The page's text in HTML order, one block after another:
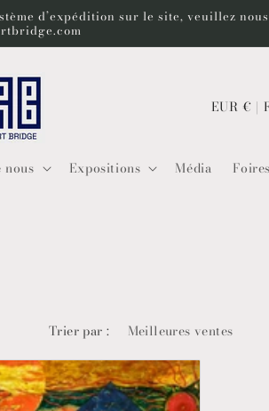
d’expédition sur le site, veuillez
nous Expositions Média
P
y
i
o
n
EUR
Trier par :